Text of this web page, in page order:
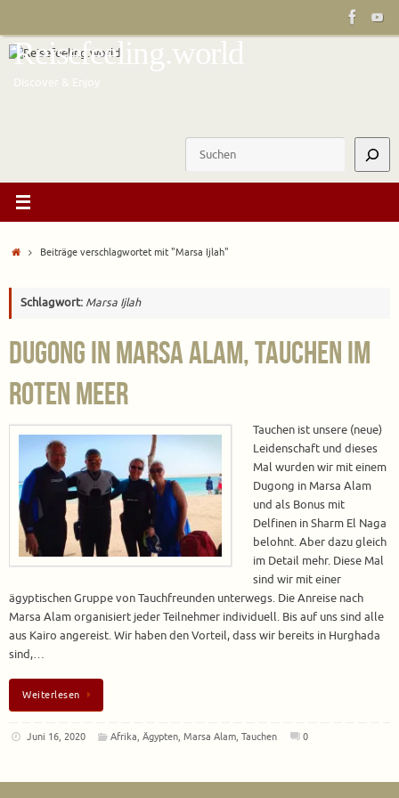
springen
Reisefeeling.world
Discover & Enjoy
StartBeiträge verschlagwortet mit "Marsa Ijlah"
Schlagwort: Marsa Ijlah
Dugong in Marsa Alam, Tauchen im
Roten Meer
Tauchen ist unsere (neue)
Leidenschaft und dieses
Mal wurden wir mit einem
Dugong in Marsa Alam
und als Bonus mit
Delfinen in Sharm El Naga
belohnt. Aber dazu gleich
im Detail mehr. Diese Mal
sind wir mit einer
ägyptischen Gruppe von Tauchfreunden unterwegs. Die Anreise nach
Marsa Alam organisiert jeder Teilnehmer individuell. Bis auf uns sind alle
aus Kairo angereist. Wir haben den Vorteil, dass wir bereits in Hurghada
sind,…
Weiterlesen
Juni 16, 2020 Afrika,Ägypten,Marsa Alam,Tauchen 0